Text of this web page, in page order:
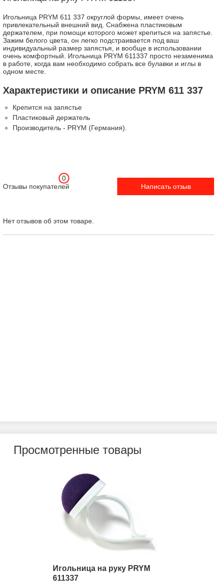
Игольница PRYM 611 337 округлой формы, имеет очень
привлекательный внешний вид. Снабжена пластиковым
держателем, при помощи которого может крепиться на запястье.
Зажим белого цвета, он легко подстраивается под ваш
индивидуальный размер запястья, и вообще в использовании
очень комфортный. Игольница PRYM 611337 просто незаменима
в работе, когда вам необходимо собрать все булавки и иглы в
одном месте.
Характеристики и описание PRYM 611 337
Крепится на запястье
Пластиковый держатель
Производитель - PRYM (Германия).
Отзывы покупателей
0
Написать отзыв
Нет отзывов об этом товаре.
Просмотренные товары
Игольница на руку PRYM
611337